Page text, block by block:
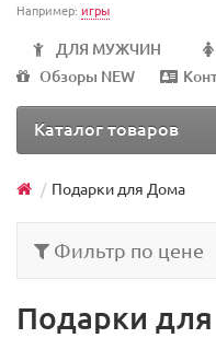
Например: игры
ДЛЯ МУЖЧИН
Обзоры NEW
Каталог товаров
Подарки для Дома
Фильтр по цене
Подарки